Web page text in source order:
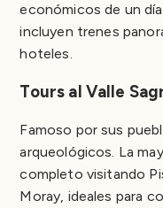
económicos de un
incluyen trenes
hoteles.
Tours al Valle
Famoso por sus
arqueológicos. La
completo visitando
Moray, ideales para